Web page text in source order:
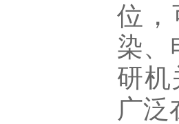
位，
染、
研机
广泛